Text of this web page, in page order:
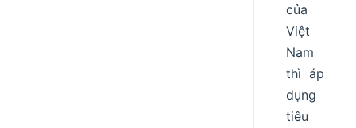
của
Việt
Nam
thì áp
dụng
tiêu